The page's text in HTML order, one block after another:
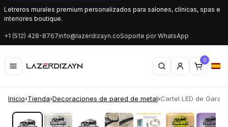
Letreros murales premium personalizados para salones, clínicas, spas e
interiores boutique.
+1 (512) 428-8767info@lazerdizayn.coSoporte por WhatsApp
0
Inicio›Tienda›Decoraciones de pared de metal›Cartel LED de
‹ ›